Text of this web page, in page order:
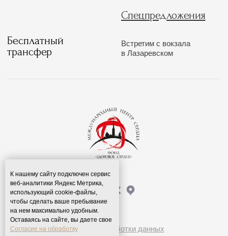
К нашему сайту подключен сервис
веб-аналитики Яндекс Метрика,
использующий cookie-файлы,
чтобы сделать ваше пребывание
на нем максимально удобным.
Оставаясь на сайте, вы даете свое
Согласие на обработку